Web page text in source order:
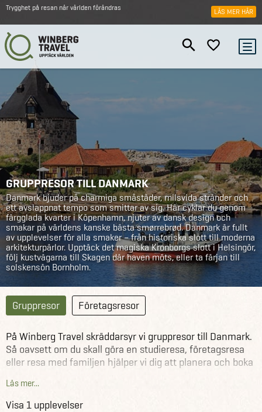
Trygghet på resan när världen förändras LÄS MER HÄR
GRUPPRESOR TILL DANMARK
Danmark bjuder på charmiga småstäder, milsvida stränder och
ett avslappnat tempo som smittar av sig. Här cyklar du genom
färgglada kvarter i Köpenhamn, njuter av dansk design och
smakar på världens kanske bästa smørrebrød. Danmark är fullt
av upplevelser för alla smaker – från historiska slott till moderna
arkitekturpärlor. Upptäck det magiska Kronborgs slott i Helsingör,
följ kustvägarna till Skagen där haven möts, eller ta färjan till
solskensön Bornholm.
Gruppresor Företagsresor
På Winberg Travel skräddarsyr vi gruppresor till Danmark.
Så oavsett om du skall göra en studieresa, företagsresa
eller resa med familjen hjälper vi dig att planera och boka
Se ett urval av våra gruppresor till Danmark är nedan.
Läs mer...
Visa 1 upplevelser